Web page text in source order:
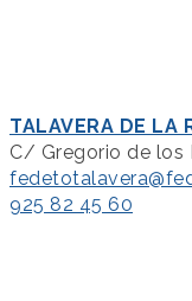
TALAVERA DE LA
C/ Gregorio de los
925 82 45 60